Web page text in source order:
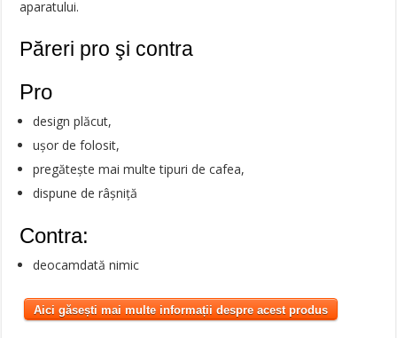
aparatului.
Păreri pro şi contra
Pro
design plăcut,
ușor de folosit,
pregătește mai multe tipuri de cafea,
dispune de râșniță
Contra:
deocamdată nimic
Aici găsești mai multe informații despre acest produs